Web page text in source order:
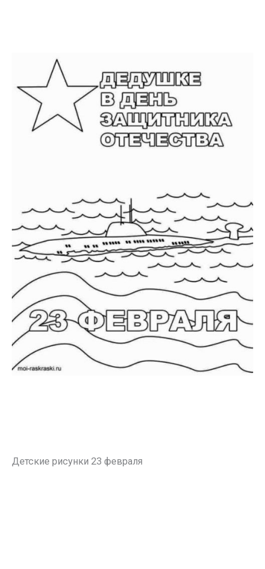
Детские рисунки 23 февраля